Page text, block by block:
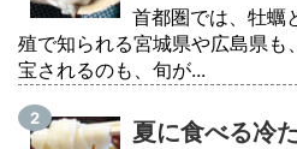
首都圏では、牡蠣
殖で知られる宮城県や広島県も
宝されるのも、旬が...
夏に食べる冷